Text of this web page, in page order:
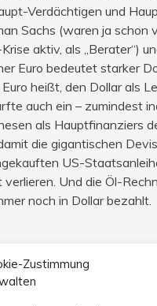
Zustimmung
Verdächtigen und
Sachs (waren ja schon
aktiv, als „Berater“)
Euro bedeutet starker
heißt, den Dollar als
auch ein – zumindest
als Hauptfinanziers
die gigantischen
US-
Und die Öl-
noch in Dollar bezahlt.